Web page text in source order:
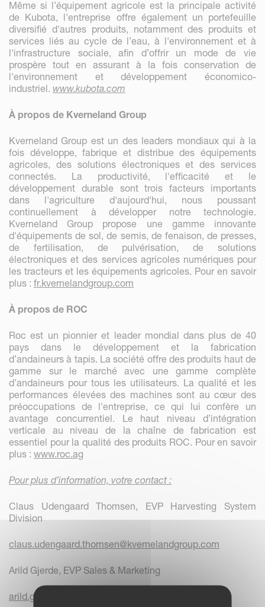
Même si l’équipement agricole est la principale activité
de Kubota, l'entreprise offre également un portefeuille
diversifié d'autres produits, notamment des produits et
services liés au cycle de l’eau, à l'environnement et à
l'infrastructure sociale, afin d’offrir un mode de vie
prospère tout en assurant à la fois conservation de
l'environnement et développement économico-
industriel. www.kubota.com
À propos de Kverneland Group
Kverneland Group est un des leaders mondiaux qui à la
fois développe, fabrique et distribue des équipements
agricoles, des solutions électroniques et des services
connectés. La productivité, l'efficacité et le
développement durable sont trois facteurs importants
dans l'agriculture d'aujourd'hui, nous poussant
continuellement à développer notre technologie.
Kverneland Group propose une gamme innovante
d'équipements de sol, de semis, de fenaison, de presses,
de fertilisation, de pulvérisation, de solutions
électroniques et des services agricoles numériques pour
les tracteurs et les équipements agricoles. Pour en savoir
plus : fr.kvernelandgroup.com
À propos de ROC
Roc est un pionnier et leader mondial dans plus de 40
pays dans le développement et la fabrication
d’andaineurs à tapis. La société offre des produits haut de
gamme sur le marché avec une gamme complète
d’andaineurs pour tous les utilisateurs. La qualité et les
performances élevées des machines sont au cœur des
préoccupations de l'entreprise, ce qui lui confère un
avantage concurrentiel. Le haut niveau d’intégration
verticale au niveau de la chaîne de fabrication est
essentiel pour la qualité des produits ROC. Pour en savoir
plus : www.roc.ag
Pour plus d’information, votre contact :
Claus Udengaard Thomsen, EVP Harvesting System
Division
claus.udengaard.thomsen@kvernelandgroup.com
Arild Gjerde, EVP Sales & Marketing
arild.gjerde@kvernelandgroup.com